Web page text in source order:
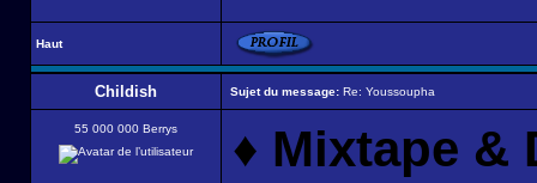
Haut
Childish Sujet du message: Re: Youssoupha
55 000 000 Berrys ♦ Mixtape &